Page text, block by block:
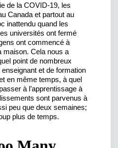
de la COVID-19, les
Canada et partout au
inattendu quand les
universités ont fermé
ont commencé à
maison. Cela nous a
point de nombreux
et de formation
en même temps, à quel
à l’apprentissage à
sont parvenus à
peu que deux semaines;
plus de temps.